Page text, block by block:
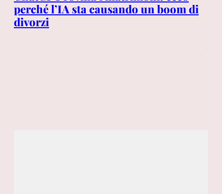
perché l’IA sta causando un boom di
divorzi